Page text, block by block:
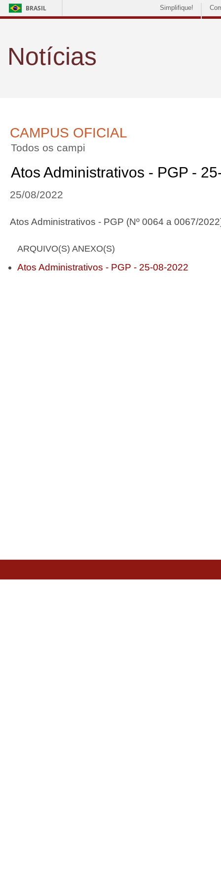
BRASIL Simplifique!
Notícias
CAMPUS OFICIAL
Todos os campi
Atos Administrativos - PGP -
25/08/2022
Atos Administrativos - PGP (Nº 0064 a 0067/
ARQUIVO(S) ANEXO(S)
Atos Administrativos - PGP - 25-08-2022